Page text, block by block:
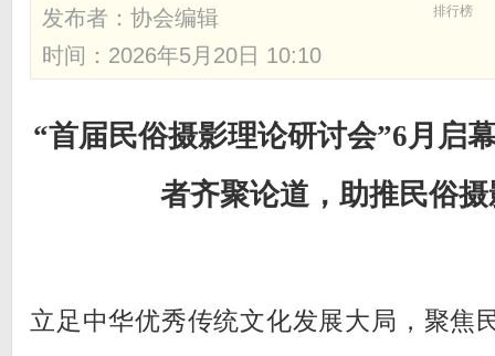
排行榜
发布者： 协会编辑
时间：2026年5月20日 10:10
“首届民俗摄影理论研讨会”6月启
者齐聚论道，助推民俗
立足中华优秀传统文化发展大局，聚焦